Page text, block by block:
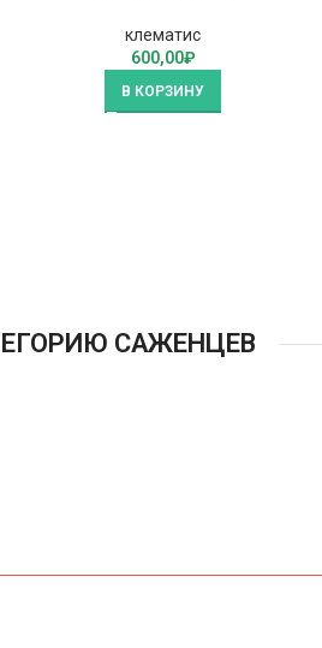
клематис
600,00₽
В КОРЗИНУ
САЖЕНЦЕВ